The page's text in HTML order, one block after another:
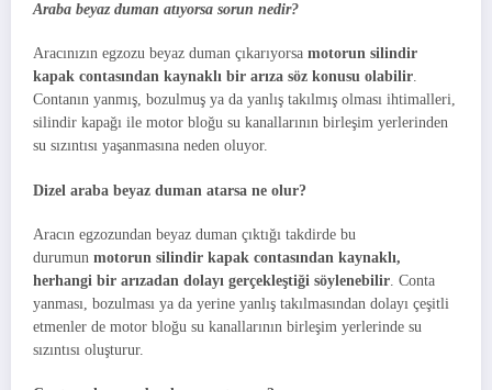
Araba beyaz duman atıyorsa sorun nedir?
Aracınızın egzozu beyaz duman çıkarıyorsa motorun silindir
kapak contasından kaynaklı bir arıza söz konusu olabilir.
Contanın yanmış, bozulmuş ya da yanlış takılmış olması ihtimalleri,
silindir kapağı ile motor bloğu su kanallarının birleşim yerlerinden
su sızıntısı yaşanmasına neden oluyor.
Dizel araba beyaz duman atarsa ne olur?
Aracın egzozundan beyaz duman çıktığı takdirde bu
durumun motorun silindir kapak contasından kaynaklı,
herhangi bir arızadan dolayı gerçekleştiği söylenebilir . Conta
yanması, bozulması ya da yerine yanlış takılmasından dolayı çeşitli
etmenler de motor bloğu su kanallarının birleşim yerlerinde su
sızıntısı oluşturur.